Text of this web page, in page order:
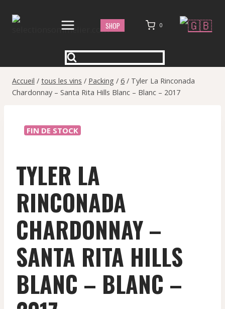
SHOP 0
Accueil / tous les vins / Packing / 6 / Tyler La Rinconada
Chardonnay – Santa Rita Hills Blanc – Blanc – 2017
FIN DE STOCK
TYLER LA
RINCONADA
CHARDONNAY –
SANTA RITA HILLS
BLANC – BLANC –